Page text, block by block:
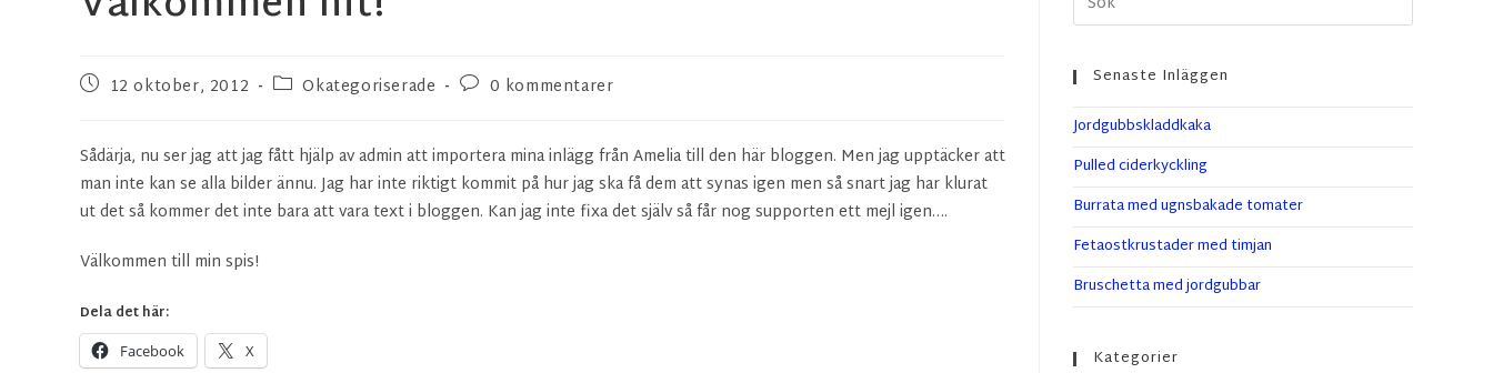
12 oktober, 2012 Okategoriserade 0 kommentarer
Sådärja, nu ser jag att jag fått hjälp av admin att importera mina inlägg från Amelia till den här bloggen. Men jag upptäcker att
man inte kan se alla bilder ännu. Jag har inte riktigt kommit på hur jag ska få dem att synas igen men så snart jag har klurat
ut det så kommer det inte bara att vara text i bloggen. Kan jag inte fixa det själv så får nog supporten ett mejl igen….
Välkommen till min spis!
Dela det här:
Facebook X
Senaste Inläggen
Jordgubbskladdkaka
Pulled ciderkyckling
Burrata med ugnsbakade tomater
Fetaostkrustader med timjan
Bruschetta med jordgubbar
Kategorier